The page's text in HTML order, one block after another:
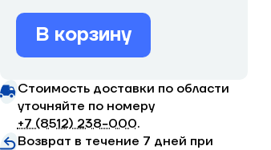
В корзину
Стоимость доставки по области
уточняйте по номеру
+7 (8512) 238−000.
Возврат в течение 7 дней при